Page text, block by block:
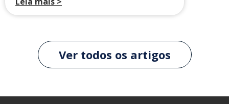
Ver todos os artigos